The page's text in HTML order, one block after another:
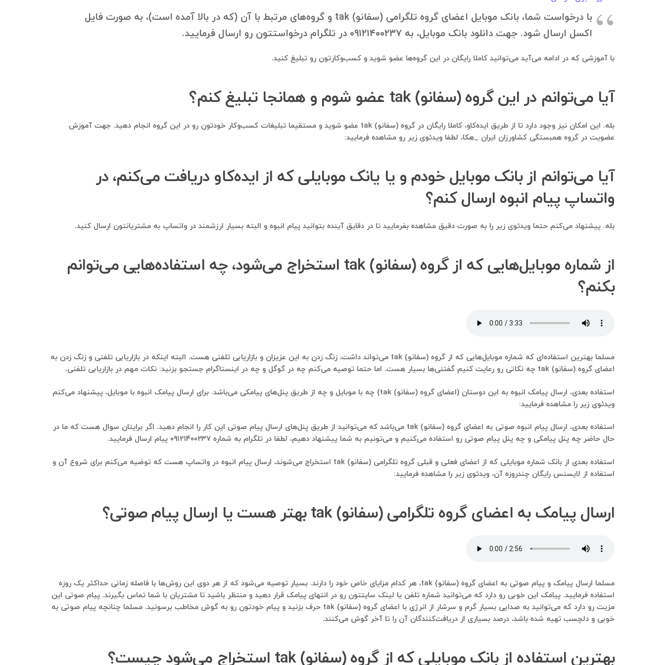
با درخواست شما، بانک موبایل اعضای گروه تلگرامی (سفانو) tak و گروه‌های مرتبط با آن (که در بالا آمده است)، به صورت فایل
اکسل ارسال شود. جهت دانلود بانک موبایل، به ۰۹۱۲۱۴۰۰۲۳۷ در تلگرام درخواستتون رو ارسال فرمایید.
با آموزشی که در ادامه می‌آید می‌توانید کاملا رایگان در این گروه‌ها عضو شوید و کسب‌وکارتون رو تبلیغ کنید.
آیا می‌توانم در این گروه (سفانو) tak عضو شوم و همانجا تبلیغ کنم؟
بله. این امکان نیز وجود دارد تا از طریق ایده‌کاو، کاملا رایگان در گروه (سفانو) tak عضو شوید و مستقیما تبلیغات کسب‌وکار خودتون رو در این گروه انجام دهید. جهت آموزش
عضویت در گروه همبستگی کشاورزان ایران _هکا، لطفا ویدئوی زیر رو مشاهده فرمایید:
آیا می‌توانم از بانک موبایل خودم و یا یانک موبایلی که از ایده‌کاو دریافت می‌کنم، در
واتساپ پیام انبوه ارسال کنم؟
بله. پیشنهاد می‌کنم حتما ویدئوی زیر را به صورت دقیق مشاهده بفرمایید تا در دقایق آینده بتوانید پیام انبوه و البته بسیار ارزشمند در واتساپ به مشتریانتون ارسال کنید.
از شماره موبایل‌هایی که از گروه (سفانو) tak استخراج می‌شود، چه استفاده‌هایی می‌توانم
بکنم؟
مسلما بهترین استفاده‌ای که شماره موبایل‌هایی که از گروه (سفانو) tak می‌تواند داشت، زنگ زدن به این عزیزان و بازاریابی تلفنی هست. البته اینکه در بازاریابی تلفنی و زنگ زدن به
اعضای گروه (سفانو) tak چه نکاتی رو رعایت کنیم گفتنی‌ها بسیار هست. اما حتما توصیه می‌کنم چه در گوگل و چه در اینستاگرام جستجو بزنید: نکات مهم در بازاریابی تلفنی.
استفاده بعدی، ارسال پیامک انبوه به این دوستان (اعضای گروه (سفانو) tak) چه با موبایل و چه از طریق پنل‌های پیامکی می‌باشد. برای ارسال پیامک انبوه با موبایل، پیشنهاد می‌کنم
ویدئوی زیر را مشاهده فرمایید:
استفاده بعدی، ارسال پیام انبوه صوتی به اعضای گروه (سفانو) tak می‌باشد که می‌توانید از طریق پنل‌های ارسال پیام صوتی این کار را انجام دهید. اگر برایتان سوال هست که ما در
حال حاضر چه پنل پیامکی و چه پنل پیام صوتی رو استفاده می‌کنیم و می‌تونیم به شما پیشنهاد دهیم، لطفا در تلگرام به شماره ۰۹۱۲۱۴۰۰۲۳۷ پیام ارسال فرمایید.
استفاده بعدی از بانک شماره موبایلی که از اعضای فعلی و قبلی گروه تلگرامی (سفانو) tak استخراج می‌شوند، ارسال پیام انبوه در واتساپ هست که توضیه می‌کنم برای شروع آن و
استفاده از لایسنس رایگان چندروزه آن، ویدئوی زیر را مشاهده فرمایید:
ارسال پیامک به اعضای گروه تلگرامی (سفانو) tak بهتر هست یا ارسال پیام صوتی؟
مسلما ارسال پیامک و پیام صوتی به اعضای گروه (سفانو) tak، هر کدام مزایای خاص خود را دارند. بسیار توصیه می‌شود که از هر دوی این روش‌ها با فاصله زمانی حداکثر یک روزه
استفاده فرمایید. پیامک این خوبی رو دارد که می‌توانید شماره تلفن یا لینک سایتتون رو در انتهای پیامک قرار دهید و منتظر باشید تا مشتریان با شما تماس بگیرند. پیام صوتی این
مزیت رو دارد که می‌توانید به صدایی بسیار گرم و سرشار از انرژی با اعضای گروه (سفانو) tak حرف بزنید و پیام خودتون رو به گوش مخاطب برسونید. مسلما چنانچه پیام صوتی به
خوبی و دلچسب تهیه شده باشد، درصد بسیاری از دریافت‌کنندگان آن را تا آخر گوش می‌کنند.
بهترین استفاده‌ از بانک موبایلی که از گروه (سفانو) tak استخراج می‌شود چیست؟